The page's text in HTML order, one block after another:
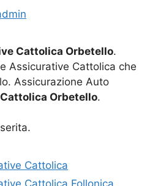
Cattolica Orbetello.
Assicurative Cattolica che
Assicurazione Auto
Cattolica Orbetello.
Cattolica
Cattolica Follonica